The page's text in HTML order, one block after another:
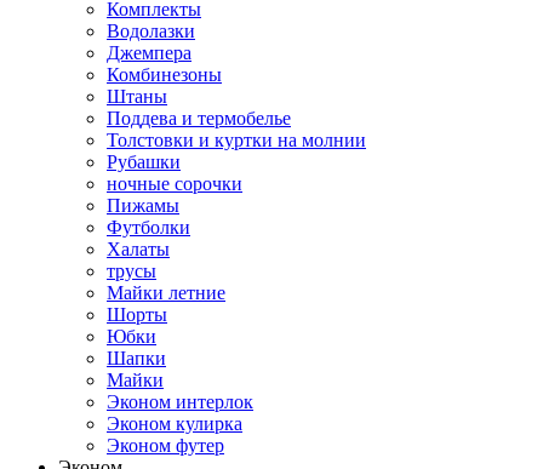
Комплекты
Водолазки
Джемпера
Комбинезоны
Штаны
Поддева и термобелье
Толстовки и куртки на молнии
Рубашки
ночные сорочки
Пижамы
Футболки
Халаты
трусы
Майки летние
Шорты
Юбки
Шапки
Майки
Эконом интерлок
Эконом кулирка
Эконом футер